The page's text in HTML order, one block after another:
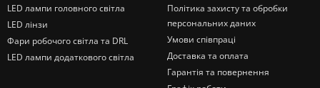
LED лампи головного світла
LED лінзи
Фари робочого світла та DRL
LED лампи додаткового світла
Політика захисту та обробки
персональних даних
Умови співпраці
Доставка та оплата
Гарантія та повернення